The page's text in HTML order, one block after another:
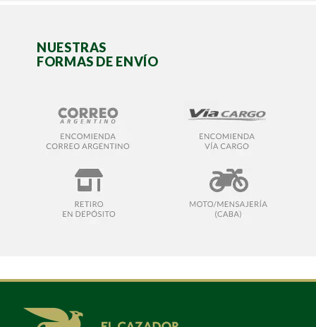
NUESTRAS
FORMAS DE ENVÍO